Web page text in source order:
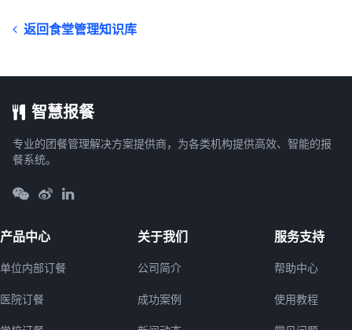
返回食堂管理知识库
智慧报餐
专业的团餐管理解决方案提供商，为各类机构提供高效、智能的报
餐系统。
产品中心
单位内部订餐
医院订餐
关于我们
公司简介
成功案例
服务支持
帮助中心
使用教程